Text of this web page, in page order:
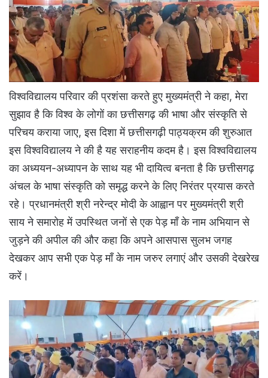
विश्वविद्यालय परिवार की प्रशंसा करते हुए मुख्यमंत्री ने कहा, मेरा
सुझाव है कि विश्व के लोगों का छत्तीसगढ़ की भाषा और संस्कृति से
परिचय कराया जाए, इस दिशा में छत्तीसगढ़ी पाठ्यक्रम की शुरुआत
इस विश्वविद्यालय ने की है यह सराहनीय कदम है। इस विश्वविद्यालय
का अध्ययन-अध्यापन के साथ यह भी दायित्व बनता है कि छत्तीसगढ़
अंचल के भाषा संस्कृति को समृद्ध करने के लिए निरंतर प्रयास करते
रहे। प्रधानमंत्री श्री नरेन्द्र मोदी के आह्वान पर मुख्यमंत्री श्री
साय ने समारोह में उपस्थित जनों से एक पेड़ माँ के नाम अभियान से
जुड़ने की अपील की और कहा कि अपने आसपास सुलभ जगह
देखकर आप सभी एक पेड़ माँ के नाम जरुर लगाएं और उसकी देखरेख
करें।